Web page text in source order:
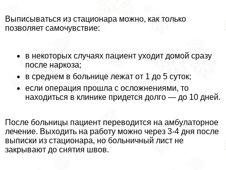
Выписываться из стационара можно, как только
позволяет самочувствие:
в некоторых случаях пациент уходит домой сразу
после наркоза;
в среднем в больнице лежат от 1 до 5 суток;
если операция прошла с осложнениями, то
находиться в клинике придется долго — до 10 дней.
После больницы пациент переводится на амбулаторное
лечение. Выходить на работу можно через 3-4 дня после
выписки из стационара, но больничный лист не
закрывают до снятия швов.